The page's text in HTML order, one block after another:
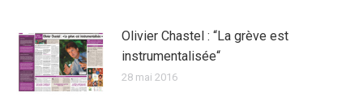
Olivier Chastel : “La grève est
instrumentalisée“
28 mai 2016